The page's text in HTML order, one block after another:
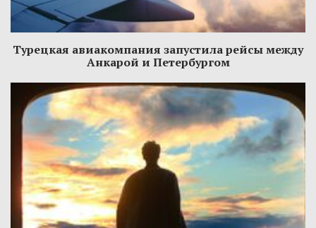
Турецкая авиакомпания запустила рейсы между
Анкарой и Петербургом